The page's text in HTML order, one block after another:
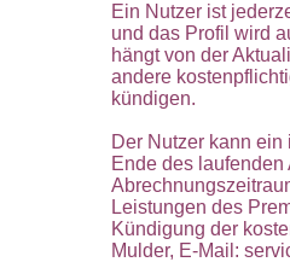
Ein Nutzer ist
und das Profil wird
hängt von der
andere
kündigen.
Der Nutzer kann
Ende des
Leistungen des
Kündigung der
Mulder, E-Mail: